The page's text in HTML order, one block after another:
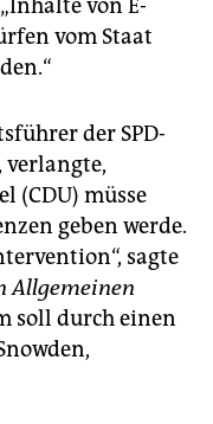
von E-
vom Staat
der SPD-
verlangte,
(CDU) müsse
geben werde.
sagte
Allgemeinen
soll durch einen